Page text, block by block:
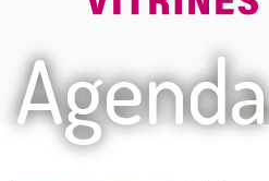
Agenda